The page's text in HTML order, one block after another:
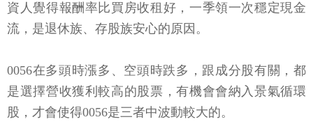
資人覺得報酬率比買房收租好，一季領一次穩定現金
流，是退休族、存股族安心的原因。
0056在多頭時漲多、空頭時跌多，跟成分股有關，都
是選擇營收獲利較高的股票，有機會會納入景氣循環
股，才會使得0056是三者中波動較大的。